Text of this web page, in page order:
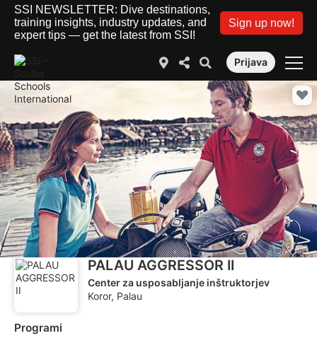
SSI NEWSLETTER: Dive destinations,
training insights, industry updates, and
expert tips — get the latest from SSI!
Sign up now!
Prijava
PALAU AGGRESSOR II
Center za usposabljanje inštruktorjev
Koror, Palau
Programi